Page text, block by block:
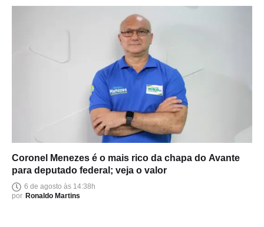
Coronel Menezes é o mais rico da chapa do Avante
para deputado federal; veja o valor
6 de agosto às 14:38h
por Ronaldo Martins